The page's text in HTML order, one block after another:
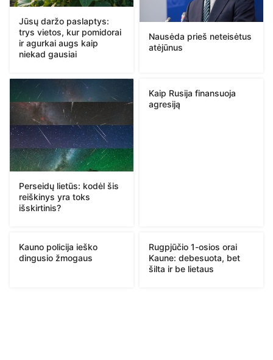
Jūsų daržo paslaptys:
trys vietos, kur pomidorai
ir agurkai augs kaip
niekad gausiai
Nausėda prieš neteisėtus
atėjūnus
Perseidų lietūs: kodėl šis
reiškinys yra toks
išskirtinis?
Kaip Rusija finansuoja
agresiją
Kauno policija ieško
dingusio žmogaus
Rugpjūčio 1-osios orai
Kaune: debesuota, bet
šilta ir be lietaus